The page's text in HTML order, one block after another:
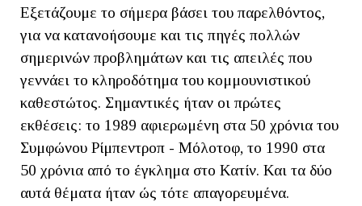
Εξετάζουμε το σήμερα βάσει του παρελθόντος,
για να κατανοήσουμε και τις πηγές πολλών
σημερινών προβλημάτων και τις απειλές που
γεννάει το κληροδότημα του κομμουνιστικού
καθεστώτος. Σημαντικές ήταν οι πρώτες
εκθέσεις: το 1989 αφιερωμένη στα 50 χρόνια του
Συμφώνου Ρίμπεντροπ - Μόλοτοφ, το 1990 στα
50 χρόνια από το έγκλημα στο Κατίν. Και τα δύο
αυτά θέματα ήταν ώς τότε απαγορευμένα.